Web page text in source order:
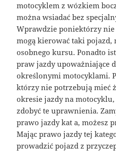
motocyklem z wózkiem
można wsiadać bez
Wprawdzie poniektórzy nie
mogą kierować taki
osobnego kursu. Ponadto
praw jazdy upoważniające
określonymi motocyklami.
którzy nie potrzebują mieć
okresie jazdy na
zdobyć te uprawnienia.
prawo jazdy kat a, możesz
Mając prawo jazdy tej
prowadzić pojazd z